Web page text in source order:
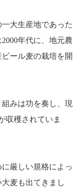
大生産地であった
年代に、地元農
ール麦の栽培を開
みは功を奏し、現
収穫されていま
厳しい規格によっ
麦も出てきまし